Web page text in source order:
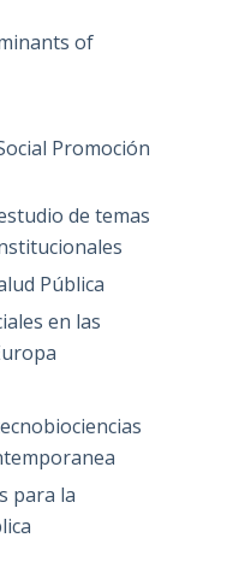
of
Promoción
de temas
Pública
en las
para la